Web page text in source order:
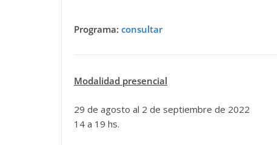
Programa: consultar
Modalidad presencial
29 de agosto al 2 de septiembre de 2022
14 a 19 hs.